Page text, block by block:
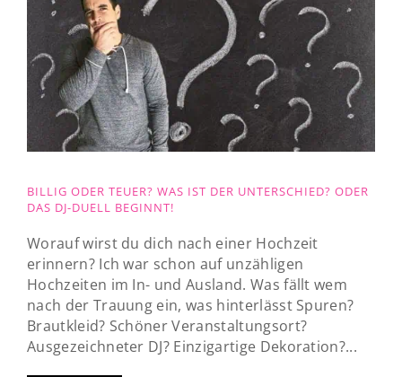
BILLIG ODER TEUER? WAS IST DER UNTERSCHIED? ODER
DAS DJ-DUELL BEGINNT!
Worauf wirst du dich nach einer Hochzeit
erinnern? Ich war schon auf unzähligen
Hochzeiten im In- und Ausland. Was fällt wem
nach der Trauung ein, was hinterlässt Spuren?
Brautkleid? Schöner Veranstaltungsort?
Ausgezeichneter DJ? Einzigartige Dekoration?...